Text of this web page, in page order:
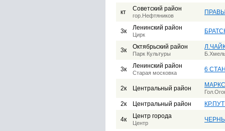
кт Советский район
гор.Нефтяников
3к Ленинский район
Цирк
3к Октябрьский район
Парк Культуры
3к Ленинский район
Старая московка 6
2к Центральный район
2к Центральный район
4к Центр города
Центр